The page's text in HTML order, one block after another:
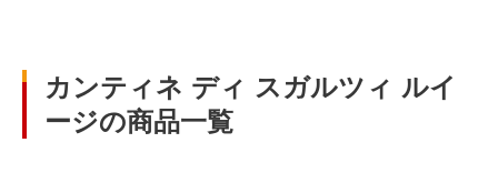
カンティネ ディ スガルツィ ルイ
ージの商品一覧